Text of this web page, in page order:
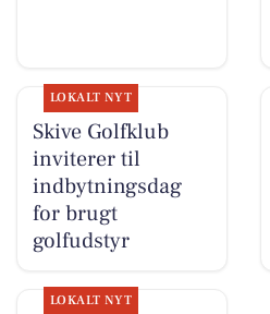
LOKALT NYT
Skive Golfklub
inviterer til
indbytningsdag
for brugt
golfudstyr
LOKALT NYT